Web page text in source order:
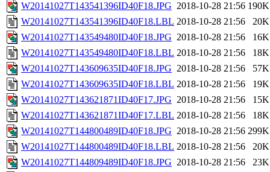
W20141027T143541396ID40F18.JPG 2018-10-28 21:56 190K
W20141027T143541396ID40F18.LBL 2018-10-28 21:56
20K
W20141027T143549480ID40F18.JPG 2018-10-28 21:56
16K
W20141027T143549480ID40F18.LBL 2018-10-28 21:56
18K
W20141027T143609635ID40F18.JPG 2018-10-28 21:56
57K
W20141027T143609635ID40F18.LBL 2018-10-28 21:56
19K
W20141027T143621871ID40F17.JPG 2018-10-28 21:56
15K
W20141027T143621871ID40F17.LBL 2018-10-28 21:56
18K
W20141027T144800489ID40F18.JPG 2018-10-28 21:56 299K
W20141027T144800489ID40F18.LBL 2018-10-28 21:56
20K
W20141027T144809489ID40F18.JPG 2018-10-28 21:56
23K